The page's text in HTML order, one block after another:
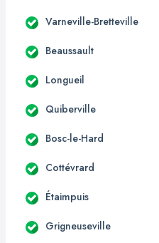
Varneville-Bretteville
Beaussault
Longueil
Quiberville
Bosc-le-Hard
Cottévrard
Étaimpuis
Grigneuseville